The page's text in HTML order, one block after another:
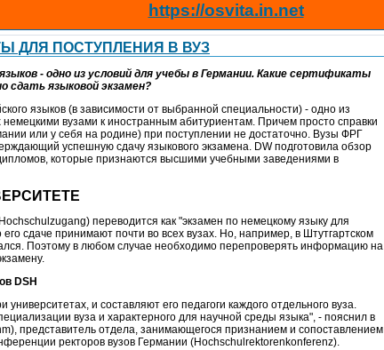
https://osvita.in.net
ДЛЯ ПОСТУПЛЕНИЯ В ВУЗ
- одно из условий для учебы в Германии. Какие сертификаты
сдать языковой экзамен?
языков (в зависимости от выбранной специальности) - одно из
вузами к иностранным абитуриентам. Причем просто справки
или у себя на родине) при поступлении не достаточно. Вузы ФРГ
успешную сдачу языкового экзамена. DW подготовила обзор
которые признаются высшими учебными заведениями в
переводится как "экзамен по немецкому языку для
сдаче принимают почти во всех вузах. Но, например, в Штутгартском
Поэтому в любом случае необходимо перепроверять информацию на
DSH
и составляют его педагоги каждого отдельного вуза.
вуза и характерного для научной среды языка", - пояснил в
представитель отдела, занимающегося признанием и сопоставлением
ректоров вузов Германии (Hochschulrektorenkonferenz).